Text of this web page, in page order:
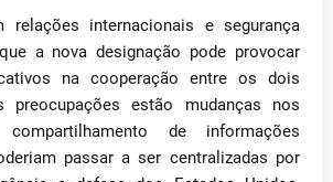
relações internacionais e segurança
a nova designação pode provocar
na cooperação entre os dois
preocupações estão mudanças nos
de informações
passar a ser centralizadas por